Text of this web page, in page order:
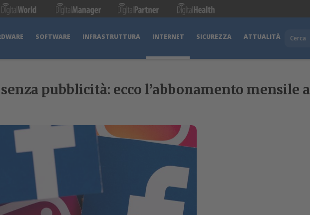
SOFTWARE INFRASTRUTTURA INTERNET SICUREZZA ATTUALITÀ Cerca
pubblicità: ecco l’abbonamento mensile a